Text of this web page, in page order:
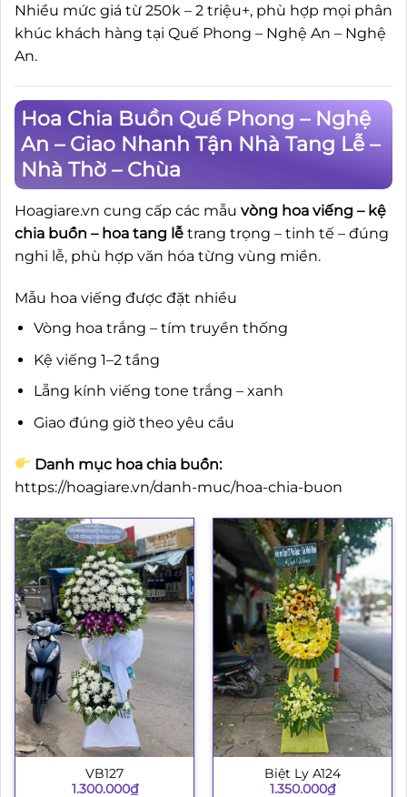
Nhiều mức giá từ 250k – 2 triệu+, phù hợp mọi phân
khúc khách hàng tại Quế Phong – Nghệ An – Nghệ
An.
Hoa Chia Buồn Quế Phong – Nghệ
An – Giao Nhanh Tận Nhà Tang Lễ –
Nhà Thờ – Chùa
Hoagiare.vn cung cấp các mẫu vòng hoa viếng – kệ
chia buồn – hoa tang lễ trang trọng – tinh tế – đúng
nghi lễ, phù hợp văn hóa từng vùng miền.
Mẫu hoa viếng được đặt nhiều
Vòng hoa trắng – tím truyền thống
Kệ viếng 1–2 tầng
Lẵng kính viếng tone trắng – xanh
Giao đúng giờ theo yêu cầu
Danh mục hoa chia buồn:
https://hoagiare.vn/danh-muc/hoa-chia-buon
VB127
1.300.000₫
Biệt Ly A124
1.350.000₫